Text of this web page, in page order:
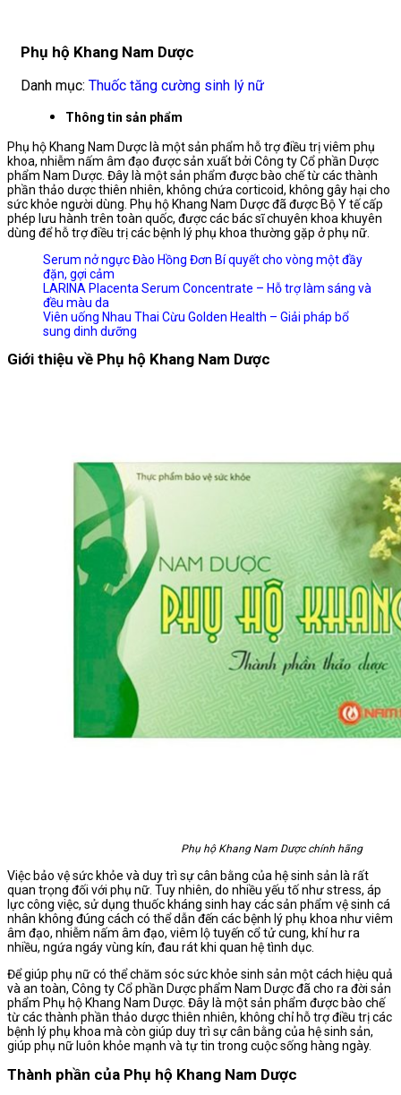
Phụ hộ Khang Nam Dược
Danh mục: Thuốc tăng cường sinh lý nữ
Thông tin sản phẩm
Phụ hộ Khang Nam Dược là một sản phẩm hỗ trợ điều trị viêm phụ
khoa, nhiễm nấm âm đạo được sản xuất bởi Công ty Cổ phần Dược
phẩm Nam Dược. Đây là một sản phẩm được bào chế từ các thành
phần thảo dược thiên nhiên, không chứa corticoid, không gây hại cho
sức khỏe người dùng. Phụ hộ Khang Nam Dược đã được Bộ Y tế cấp
phép lưu hành trên toàn quốc, được các bác sĩ chuyên khoa khuyên
dùng để hỗ trợ điều trị các bệnh lý phụ khoa thường gặp ở phụ nữ.
Serum nở ngực Đào Hồng Đơn Bí quyết cho vòng một đầy
đặn, gợi cảm
LARINA Placenta Serum Concentrate – Hỗ trợ làm sáng và
đều màu da
Viên uống Nhau Thai Cừu Golden Health – Giải pháp bổ
sung dinh dưỡng
Giới thiệu về Phụ hộ Khang Nam Dược
Phụ hộ Khang Nam Dược chính hãng
Việc bảo vệ sức khỏe và duy trì sự cân bằng của hệ sinh sản là rất
quan trọng đối với phụ nữ. Tuy nhiên, do nhiều yếu tố như stress, áp
lực công việc, sử dụng thuốc kháng sinh hay các sản phẩm vệ sinh cá
nhân không đúng cách có thể dẫn đến các bệnh lý phụ khoa như viêm
âm đạo, nhiễm nấm âm đạo, viêm lộ tuyến cổ tử cung, khí hư ra
nhiều, ngứa ngáy vùng kín, đau rát khi quan hệ tình dục.
Để giúp phụ nữ có thể chăm sóc sức khỏe sinh sản một cách hiệu quả
và an toàn, Công ty Cổ phần Dược phẩm Nam Dược đã cho ra đời sản
phẩm Phụ hộ Khang Nam Dược. Đây là một sản phẩm được bào chế
từ các thành phần thảo dược thiên nhiên, không chỉ hỗ trợ điều trị các
bệnh lý phụ khoa mà còn giúp duy trì sự cân bằng của hệ sinh sản,
giúp phụ nữ luôn khỏe mạnh và tự tin trong cuộc sống hàng ngày.
Thành phần của Phụ hộ Khang Nam Dược